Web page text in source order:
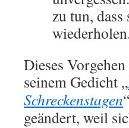
zu tun,
Dieses
seinem Gedicht „
Schreckenstagen
geändert, weil